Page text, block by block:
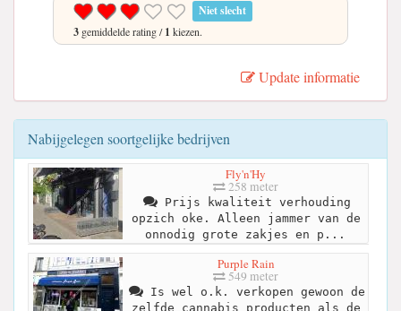
Niet slecht
3 gemiddelde rating /1 kiezen.
Update informatie
Nabijgelegen soortgelijke bedrijven
Fly'n'Hy
258 meter
Prijs kwaliteit verhouding
opzich oke. Alleen jammer van de
onnodig grote zakjes en p...
Purple Rain
549 meter
Is wel o.k. verkopen gewoon de
zelfde cannabis producten als de